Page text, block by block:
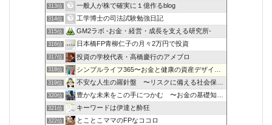
313位 一般人が株で確実に１億作るblog
314位 工学博士の司法試験勉強日記
315位 GM2ラボ -お金・経営・成長を支える研究所-
316位 日本橋FP青柳仁子の月々2万円で投資
317位 投資の学校代表・高橋慶行のアメブロ
318位 シンプルライフ365〜お金と健康の資産デザイン〜
319位 不安な人生の羅針盤 〜リスクに備える社会保障〜
320位 豊かな未来をこの手につかむ 〜お金の基礎知識〜
321位 キーワードは伊達と酔狂
322位 とことこママのFPなココロ